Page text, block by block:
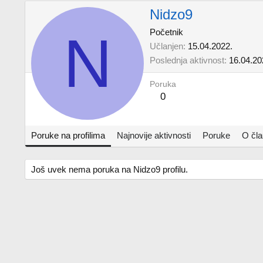
N
Nidzo9
Početnik
Učlanjen 15.04.2022.
Poslednja aktivnost
Poruka
0
Poruke na profilima Najnovije aktivnosti Poruke O
Još uvek nema poruka na Nidzo9 profilu.